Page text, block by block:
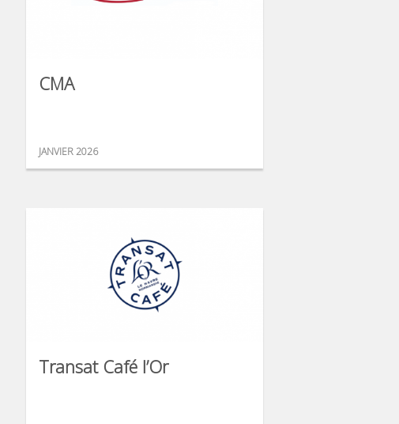
CMA
JANVIER 2026
Transat Café l’Or